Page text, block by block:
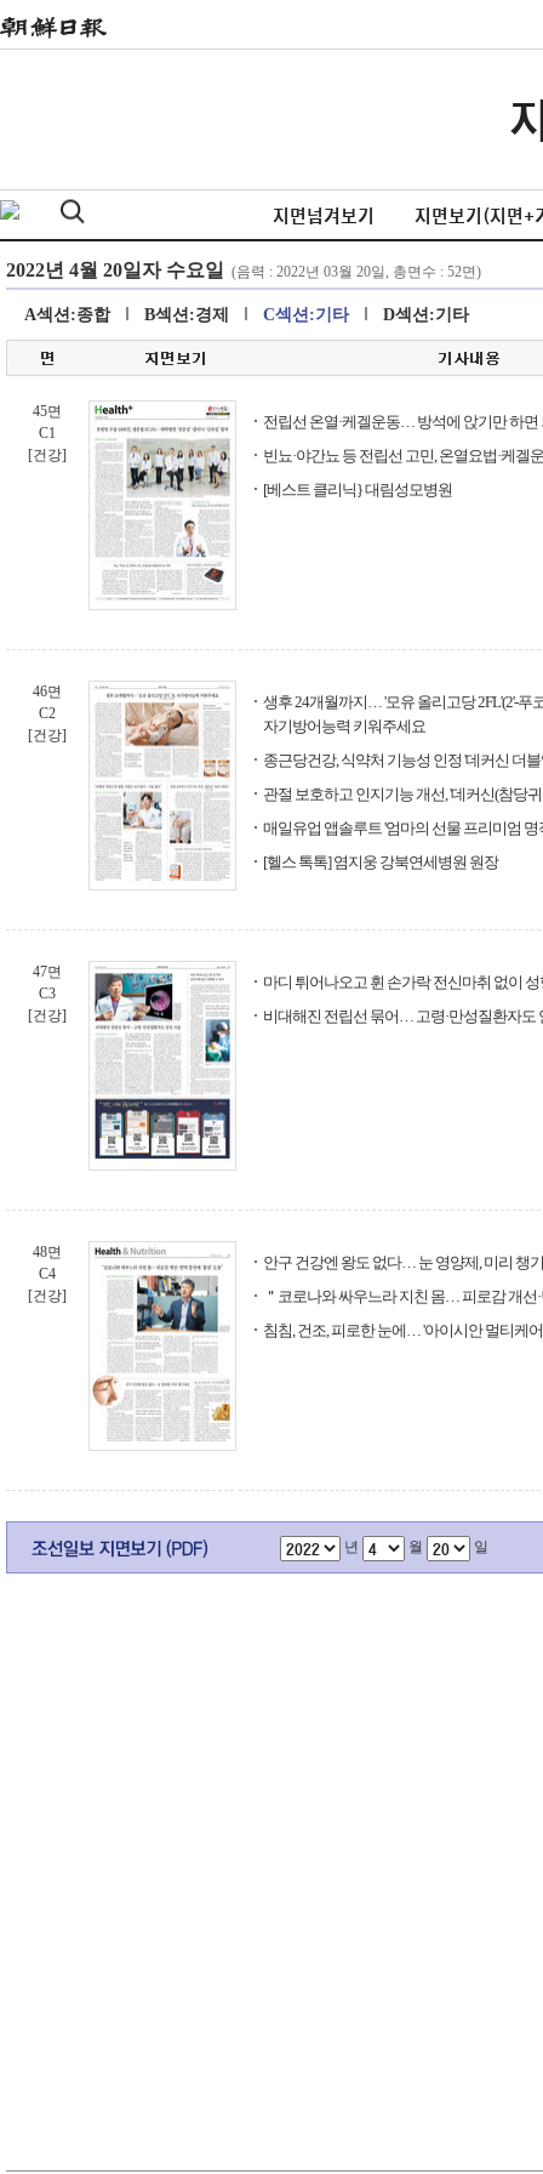
지면넘겨보기 지면보기(지면+
A섹션:종합 B섹션:경제 C섹션:기타 D섹션:기타
45면
C1
[건강]
전립선 온열·케겔운동… 방석에 앉기만 하면
빈뇨·야간뇨 등 전립선 고민, 온열요법·케겔
[베스트 클리닉} 대림성모병원
46면
C2
[건강]
생후 24개월까지… '모유 올리고당 2FL'(2'-푸
자기방어능력 키워주세요
종근당건강, 식약처 기능성 인정 '데커신 더
관절 보호하고 인지기능 개선, '데커신(참당
매일유업 앱솔루트 '엄마의 선물 프리미엄 명
[헬스 톡톡] 염지웅 강북연세병원 원장
47면
C3
[건강]
마디 튀어나오고 휜 손가락 전신마취 없이
비대해진 전립선 묶어… 고령·만성질환자도
48면
C4
[건강]
안구 건강엔 왕도 없다… 눈 영양제, 미리 챙
＂코로나와 싸우느라 지친 몸… 피로감 개선
침침, 건조, 피로한 눈에… '아이시안 멀티케
년 월 일